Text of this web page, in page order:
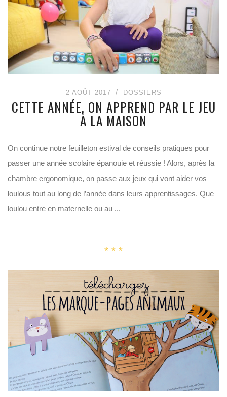
2 AOÛT 2017 DOSSIERS
CETTE ANNÉE, ON APPREND PAR LE JEU
À LA MAISON
On continue notre feuilleton estival de conseils pratiques pour
passer une année scolaire épanouie et réussie ! Alors, après la
chambre ergonomique, on passe aux jeux qui vont aider vos
loulous tout au long de l’année dans leurs apprentissages. Que
loulou entre en maternelle ou au ...